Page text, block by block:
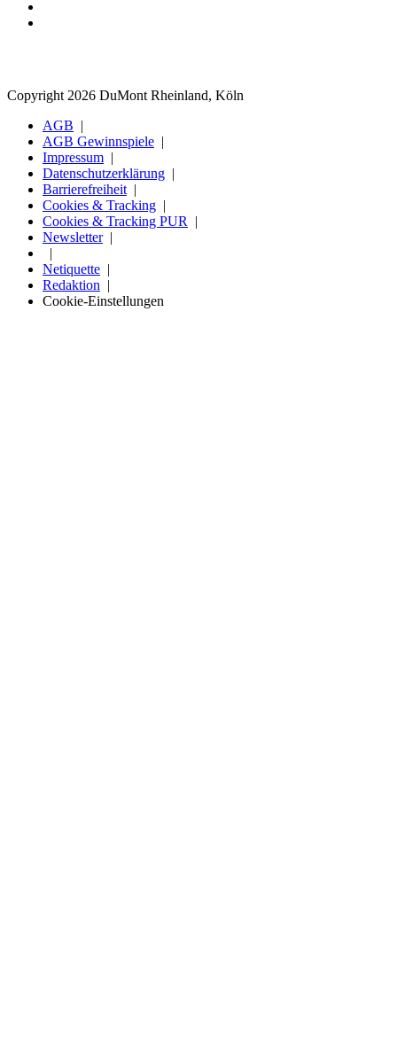
Copyright 2026 DuMont Rheinland, Köln
AGB
AGB Gewinnspiele
Impressum
Datenschutzerklärung
Barrierefreiheit
Cookies & Tracking
Cookies & Tracking PUR
Newsletter
Netiquette
Redaktion
Cookie-Einstellungen